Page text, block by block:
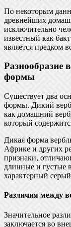
По некоторым
древнейших
исключительно
известный как
является предком
Разнообразие
формы
Существует два
формы. Дикий
как домашний
который
Дикая форма
Африке и других
признаки,
длинные и густые
характерный
Различия между
Значительное
заключается во